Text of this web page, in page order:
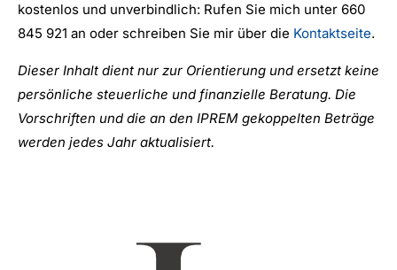
kostenlos und unverbindlich: Rufen Sie mich unter 660
845 921 an oder schreiben Sie mir über die Kontaktseite.
Dieser Inhalt dient nur zur Orientierung und ersetzt keine
persönliche steuerliche und finanzielle Beratung. Die
Vorschriften und die an den IPREM gekoppelten Beträge
werden jedes Jahr aktualisiert.